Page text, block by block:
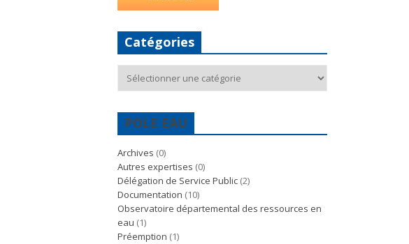
Catégories
POLE EAU
Archives (0)
Autres expertises (0)
Délégation de Service Public (2)
Documentation (10)
Observatoire départemental des ressources en
eau (1)
Préemption (1)